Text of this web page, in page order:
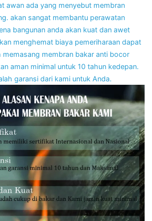
awan ada yang menyebut membran
akan sangat membantu perawatan
bangunan anda akan kuat dan awet
menghemat biaya pemeriharaan dapat
memasang membran bakar anti bocor
aman minimal untuk 10 tahun kedepan.
garansi dari kami untuk Anda.